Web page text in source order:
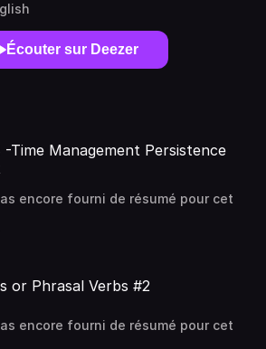
Écouter sur Deezer
-Time Management Persistence
encore fourni de résumé pour cet
or Phrasal Verbs #2
encore fourni de résumé pour cet